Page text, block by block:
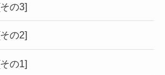
の3]
の2]
の1]